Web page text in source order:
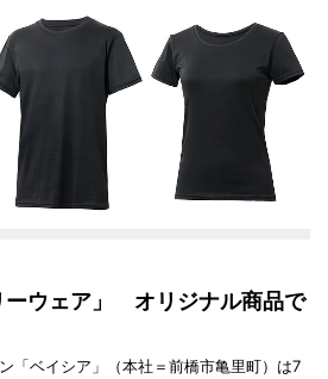
ーウェア」 オリジナル商品で
「ベイシア」（本社＝前橋市亀里町）は7